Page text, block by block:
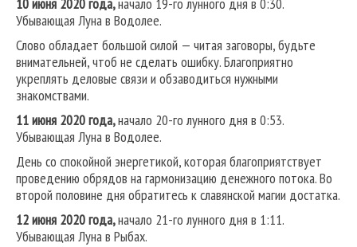
10 июня 2020 года,начало 19-го лунного дня в 0:30.
Убывающая Луна в Водолее.
Слово обладает большой силой — читая заговоры, будьте
внимательней, чтоб не сделать ошибку. Благоприятно
укреплять деловые связи и обзаводиться нужными
знакомствами.
11 июня 2020 года,начало 20-го лунного дня в 0:53.
Убывающая Луна в Водолее.
День со спокойной энергетикой, которая благоприятствует
проведению обрядов на гармонизацию денежного потока. Во
второй половине дня обратитесь к славянской магии достатка.
12 июня 2020 года,начало 21-го лунного дня в 1:11.
Убывающая Луна в Рыбах.